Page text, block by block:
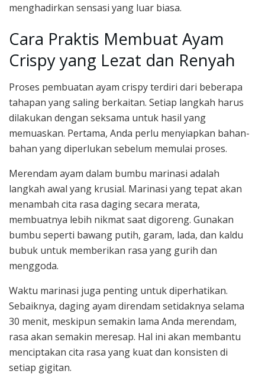
menghadirkan sensasi yang luar biasa.
Cara Praktis Membuat Ayam
Crispy yang Lezat dan Renyah
Proses pembuatan ayam crispy terdiri dari beberapa
tahapan yang saling berkaitan. Setiap langkah harus
dilakukan dengan seksama untuk hasil yang
memuaskan. Pertama, Anda perlu menyiapkan bahan-
bahan yang diperlukan sebelum memulai proses.
Merendam ayam dalam bumbu marinasi adalah
langkah awal yang krusial. Marinasi yang tepat akan
menambah cita rasa daging secara merata,
membuatnya lebih nikmat saat digoreng. Gunakan
bumbu seperti bawang putih, garam, lada, dan kaldu
bubuk untuk memberikan rasa yang gurih dan
menggoda.
Waktu marinasi juga penting untuk diperhatikan.
Sebaiknya, daging ayam direndam setidaknya selama
30 menit, meskipun semakin lama Anda merendam,
rasa akan semakin meresap. Hal ini akan membantu
menciptakan cita rasa yang kuat dan konsisten di
setiap gigitan.